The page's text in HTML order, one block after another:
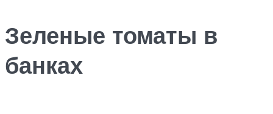
Зеленые томаты в
банках